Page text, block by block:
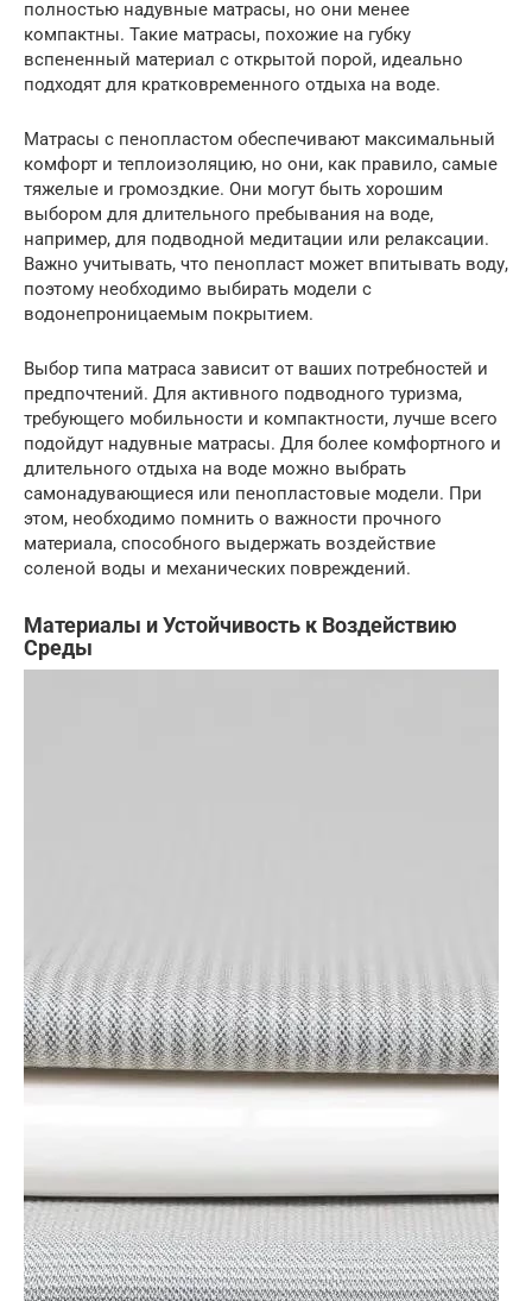
полностью надувные матрасы, но они менее
компактны. Такие матрасы, похожие на губку
вспененный материал с открытой порой, идеально
подходят для кратковременного отдыха на воде.
Матрасы с пенопластом обеспечивают максимальный
комфорт и теплоизоляцию, но они, как правило, самые
тяжелые и громоздкие. Они могут быть хорошим
выбором для длительного пребывания на воде,
например, для подводной медитации или релаксации.
Важно учитывать, что пенопласт может впитывать воду,
поэтому необходимо выбирать модели с
водонепроницаемым покрытием.
Выбор типа матраса зависит от ваших потребностей и
предпочтений. Для активного подводного туризма,
требующего мобильности и компактности, лучше всего
подойдут надувные матрасы. Для более комфортного и
длительного отдыха на воде можно выбрать
самонадувающиеся или пенопластовые модели. При
этом, необходимо помнить о важности прочного
материала, способного выдержать воздействие
соленой воды и механических повреждений.
Материалы и Устойчивость к Воздействию
Среды